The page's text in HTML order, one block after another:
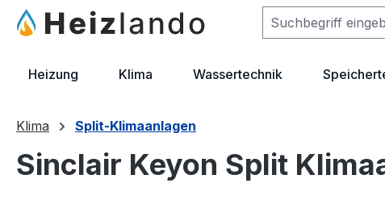
Hauptinhalt springen
Zur Suche springen
Zur Hauptnavigation springen
Heizung Klima Wassertechnik
Klima Split-Klimaanlagen
Sinclair Keyon Split